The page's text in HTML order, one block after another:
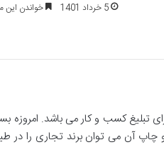
5 خرداد 1401 خواندن این مطلب 8
تبلیغ کسب و کار می باشد.
چاپ آن می توان برند تجاری را